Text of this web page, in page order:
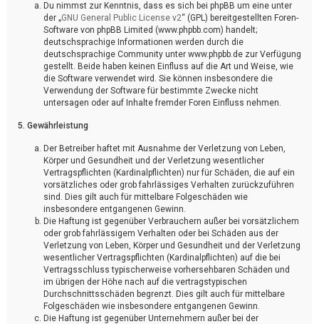
Du nimmst zur Kenntnis, dass es sich bei phpBB um eine unter
der „GNU General Public License v2“ (GPL) bereitgestellten Foren-
Software von phpBB Limited (www.phpbb.com) handelt;
deutschsprachige Informationen werden durch die
deutschsprachige Community unter www.phpbb.de zur Verfügung
gestellt. Beide haben keinen Einfluss auf die Art und Weise, wie
die Software verwendet wird. Sie können insbesondere die
Verwendung der Software für bestimmte Zwecke nicht
untersagen oder auf Inhalte fremder Foren Einfluss nehmen.
5. Gewährleistung
Der Betreiber haftet mit Ausnahme der Verletzung von Leben,
Körper und Gesundheit und der Verletzung wesentlicher
Vertragspflichten (Kardinalpflichten) nur für Schäden, die auf ein
vorsätzliches oder grob fahrlässiges Verhalten zurückzuführen
sind. Dies gilt auch für mittelbare Folgeschäden wie
insbesondere entgangenen Gewinn.
Die Haftung ist gegenüber Verbrauchern außer bei vorsätzlichem
oder grob fahrlässigem Verhalten oder bei Schäden aus der
Verletzung von Leben, Körper und Gesundheit und der Verletzung
wesentlicher Vertragspflichten (Kardinalpflichten) auf die bei
Vertragsschluss typischerweise vorhersehbaren Schäden und
im übrigen der Höhe nach auf die vertragstypischen
Durchschnittsschäden begrenzt. Dies gilt auch für mittelbare
Folgeschäden wie insbesondere entgangenen Gewinn.
Die Haftung ist gegenüber Unternehmern außer bei der